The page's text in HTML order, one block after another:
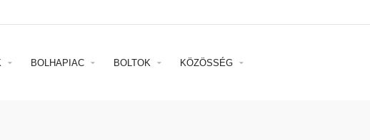
BOLHAPIAC BOLTOK KÖZÖSSÉG